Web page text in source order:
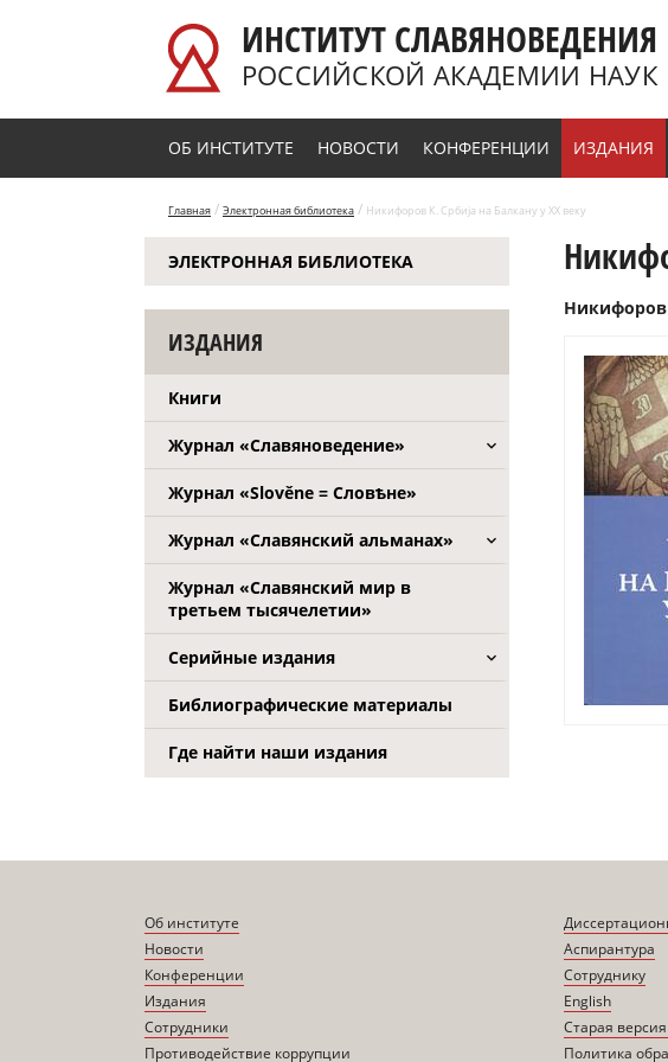
ИНСТИТУТ СЛАВЯНОВЕДЕНИЯ
РОССИЙСКОЙ АКАДЕМИИ НАУК
ОБ ИНСТИТУТЕ НОВОСТИ КОНФЕРЕНЦИИ ИЗДАНИЯ
Главная / Электронная библиотека / Никифоров К. Србиjа на Балкану у ХХ веку
ЭЛЕКТРОННАЯ БИБЛИОТЕКА
ИЗДАНИЯ
Книги
Журнал «Славяноведение»
Журнал «Slověne = Словѣне»
Журнал «Славянский альманах»
Журнал «Славянский мир в
третьем тысячелетии»
Серийные издания
Библиографические материалы
Где найти наши издания
Никифоров
Об институте
Новости
Конференции
Издания
Сотрудники
Противодействие коррупции
Аспирантура
Сотруднику
English
Старая
Политика